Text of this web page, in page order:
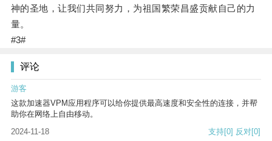
神的圣地，让我们共同努力，为祖国繁荣昌盛贡献自己的力
量。
#3#
评论
游客
这款加速器VPM应用程序可以给你提供最高速度和安全性的连接，并帮
助你在网络上自由移动。
2024-11-18
支持[0] 反对[0]